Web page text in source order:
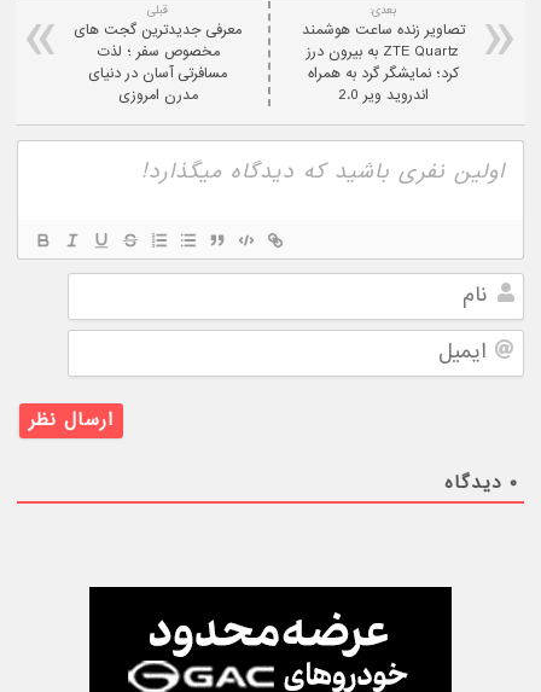
قبلی
معرفی جدیدترین گجت های
مخصوص سفر ؛ لذت
مسافرتی آسان در دنیای
مدرن امروزی
بعدی:
تصاویر زنده ساعت هوشمند
ZTE Quartz به بیرون درز
کرد؛ نمایشگر گرد به همراه
اندروید ویر 2.0
نام
ایمیل
۰ دیدگاه